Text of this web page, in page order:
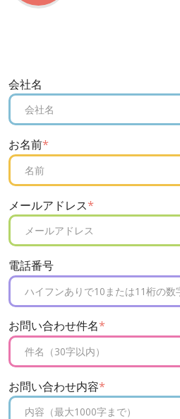
会社名
お名前*
メールアドレス*
電話番号
お問い合わせ件名*
お問い合わせ内容*